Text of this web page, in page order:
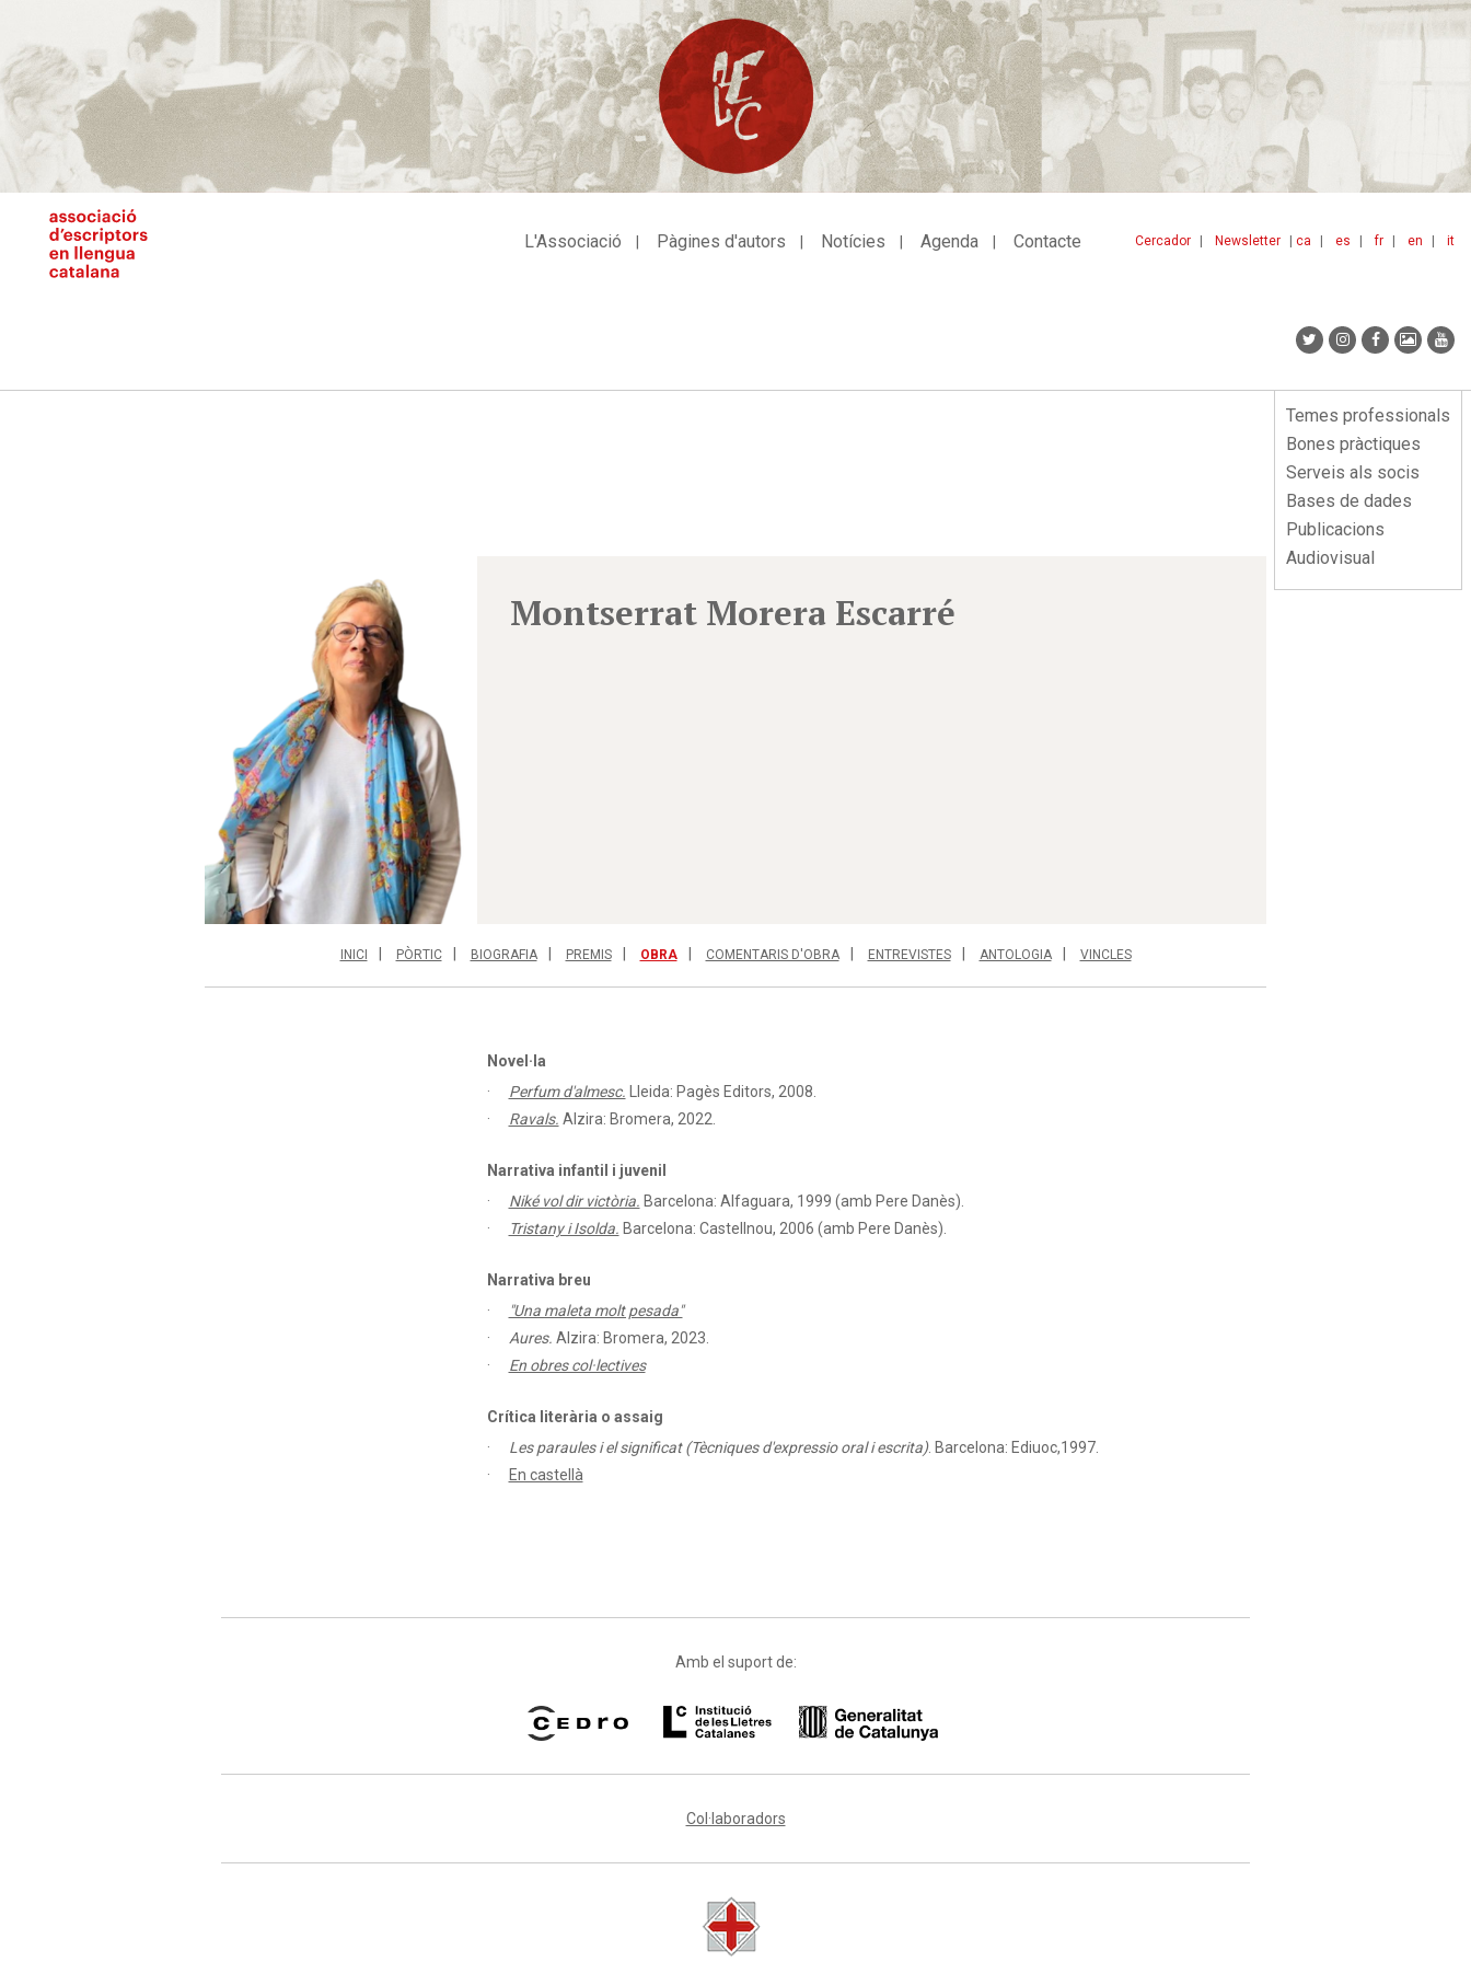
contingut
ca es fr en it
Cercador Newsletter
L'Associació Pàgines d'autors Notícies Agenda Contacte
Menu
lateral
Temes professionals
Bones pràctiques
Serveis als socis
Bases de dades
Publicacions
Audiovisual
Montserrat Morera Escarré
INICI PÒRTIC BIOGRAFIA PREMIS OBRA COMENTARIS D'OBRA ENTREVISTES ANTOLOGIA VINCLES
Novel·la
Perfum d'almesc.
Lleida: Pagès Editors, 2008.
Ravals. Alzira: Bromera, 2022.
Narrativa infantil i juvenil
Niké vol dir victòria. Barcelona: Alfaguara, 1999 (amb Pere Danès).
Tristany i Isolda. Barcelona: Castellnou, 2006 (amb Pere Danès).
Narrativa breu
"Una maleta molt pesada"
Aures. Alzira: Bromera, 2023.
En obres col·lectives
Crítica literària o assaig
Les paraules i el significat (Tècniques d'expressio oral i escrita). Barcelona: Ediuoc,1997.
En castellà
Amb el suport de:
Col·laboradors